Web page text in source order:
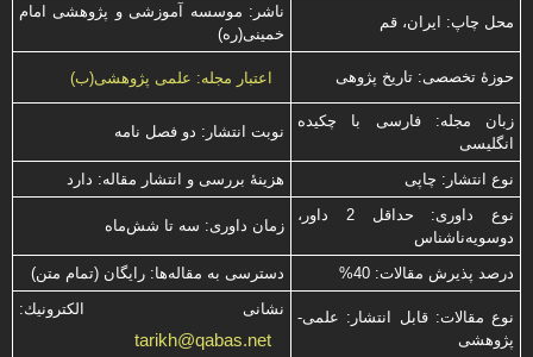
محل چاپ: ایران، قم
ناشر: موسسه آموزشی و پژوهشی امام
خمینی(ره)
حوزۀ تخصصی: تاریخ پژوهی اعتبار مجله: علمی پژوهشی(ب)
زبان مجله: فارسی با چكیده
انگلیسی
نوبت انتشار: دو فصل نامه
نوع انتشار: چاپی
هزینۀ بررسی و انتشار مقاله: دارد
نوع داوری: حداقل 2 داور،
دوسویه‌ناشناس
زمان داوری: سه تا شش‌ماه
درصد پذیرش مقالات: 40% دسترسی به مقاله‌ها: رایگان (تمام متن)
نوع مقالات: قابل انتشار: علمی-
پژوهشی
نشانی الكترونیك:
tarikh@qabas.net